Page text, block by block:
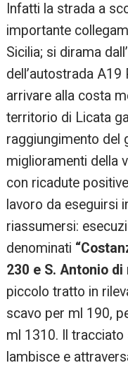
Infatti la strada a
importante
Sicilia; si dirama
dell’autostrada
arrivare alla costa
territorio di Licata
raggiungimento del
miglioramenti della
con ricadute
lavoro da eseguirsi
riassumersi:
denominati
230 e S. Antonio di
piccolo tratto in
scavo per ml 190,
ml 1310. Il
lambisce e